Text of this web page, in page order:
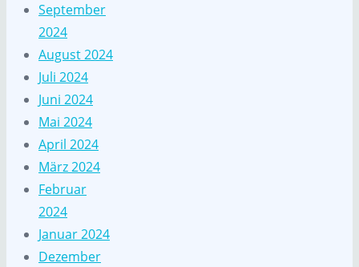
September
2024
August 2024
Juli 2024
Juni 2024
Mai 2024
April 2024
März 2024
Februar
2024
Januar 2024
Dezember